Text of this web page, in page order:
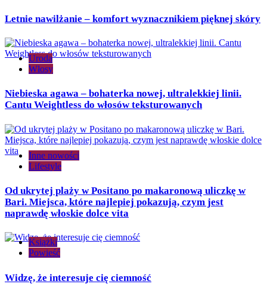
Letnie nawilżanie – komfort wyznacznikiem pięknej skóry
Uroda
Włosy
Niebieska agawa – bohaterka nowej, ultralekkiej linii.
Cantu Weightless do włosów teksturowanych
Inne nowości
Lifestyle
Od ukrytej plaży w Positano po makaronową uliczkę w
Bari. Miejsca, które najlepiej pokazują, czym jest
naprawdę włoskie dolce vita
Książki
Powieść
Widzę, że interesuje cię ciemność